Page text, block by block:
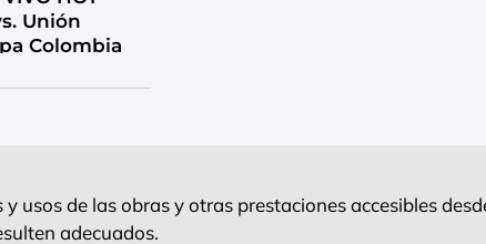
Unión
Colombia
usos de las obras y otras prestaciones accesibles
adecuados.